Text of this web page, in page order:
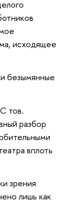
исходящее
безымянные
тов.
разбор
вплоть
зрения
лишь как